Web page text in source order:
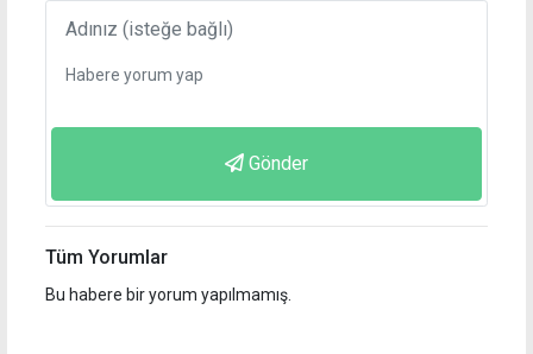
Gönder
Tüm Yorumlar
Bu habere bir yorum yapılmamış.